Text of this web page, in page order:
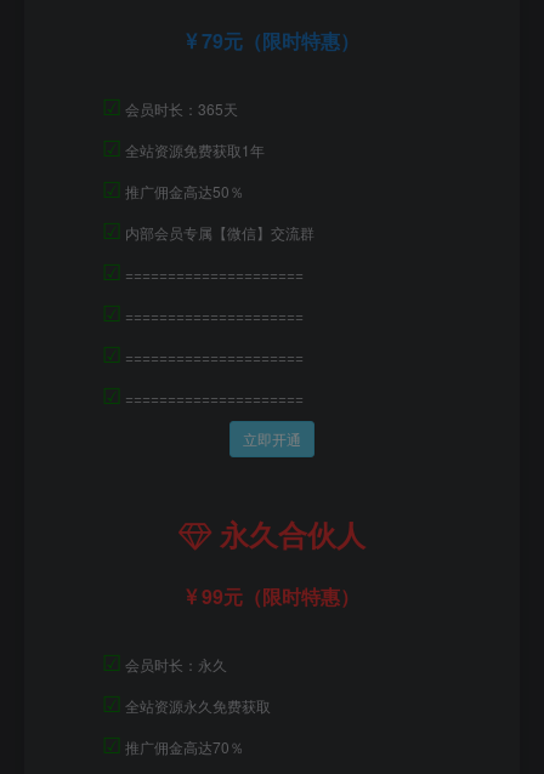
79元（限时特惠）
☑ 会员时长：365天
☑ 全站资源免费获取1年
☑ 推广佣金高达50％
☑ 内部会员专属【微信】交流群
☑ =====================
☑ =====================
☑ =====================
☑ =====================
立即开通
永久合伙人
99元（限时特惠）
☑ 会员时长：永久
☑ 全站资源永久免费获取
☑ 推广佣金高达70％